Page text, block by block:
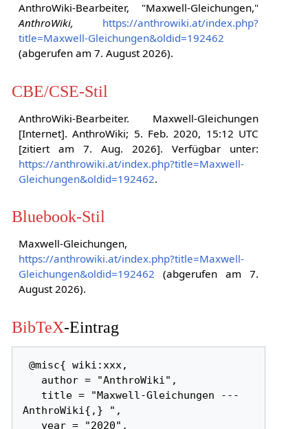
AnthroWiki-Bearbeiter, "Maxwell-Gleichungen,"
AnthroWiki,
https://anthrowiki.at/index.php?
title=Maxwell-Gleichungen&oldid=192462
(abgerufen am 7. August 2026).
CBE/CSE-Stil
AnthroWiki-Bearbeiter. Maxwell-Gleichungen
[Internet]. AnthroWiki; 5. Feb. 2020, 15:12 UTC
[zitiert am 7. Aug. 2026]. Verfügbar unter:
https://anthrowiki.at/index.php?title=Maxwell-
Gleichungen&oldid=192462.
Bluebook-Stil
Maxwell-Gleichungen,
https://anthrowiki.at/index.php?title=Maxwell-
Gleichungen&oldid=192462 (abgerufen am 7.
August 2026).
BibTeX-Eintrag
@misc{ wiki:xxx,
AnthroWiki{,} ",